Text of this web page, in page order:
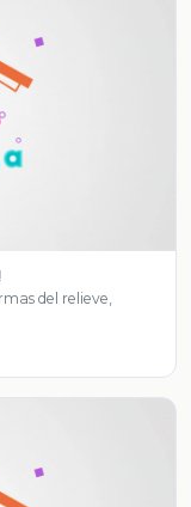
del relieve,